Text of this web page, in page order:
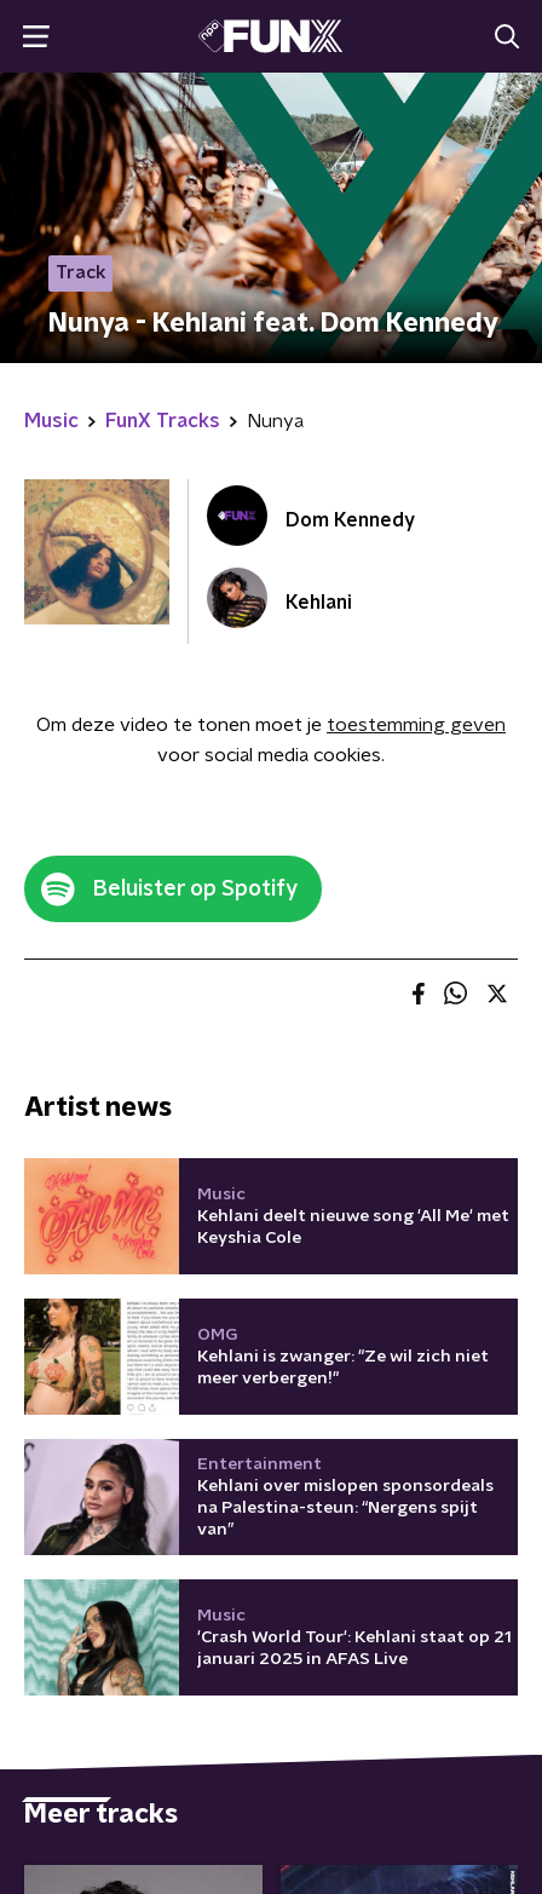
Track
Nunya - Kehlani feat. Dom Kennedy
Music FunX Tracks Nunya
Dom Kennedy
Kehlani
Om deze video te tonen moet je toestemming geven
voor social media cookies.
Beluister op Spotify
Artist news
Music
Kehlani deelt nieuwe song 'All Me' met
Keyshia Cole
OMG
Kehlani is zwanger: "Ze wil zich niet
meer verbergen!"
Entertainment
Kehlani over mislopen sponsordeals
na Palestina-steun: “Nergens spijt
van”
Music
'Crash World Tour': Kehlani staat op 21
januari 2025 in AFAS Live
Meer tracks